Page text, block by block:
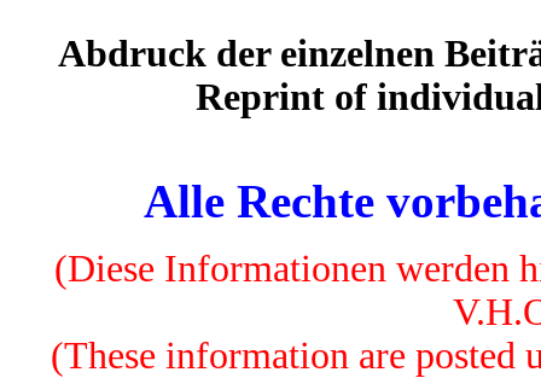
Abdruck der einzelnen
Reprint of
Alle Rechte
(Diese Informationen werden
(These information are posted